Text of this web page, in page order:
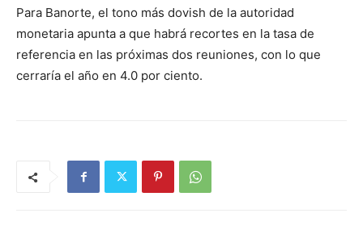
Para Banorte, el tono más dovish de la autoridad
monetaria apunta a que habrá recortes en la tasa de
referencia en las próximas dos reuniones, con lo que
cerraría el año en 4.0 por ciento.